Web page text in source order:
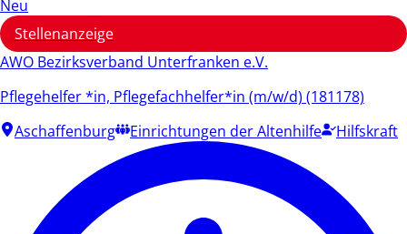
Neu
Stellenanzeige
AWO Bezirksverband Unterfranken e.V.
Pflegehelfer *in, Pflegefachhelfer*in (m/w/d) (181178)
Aschaffenburg
Einrichtungen der Altenhilfe Hilfskraft